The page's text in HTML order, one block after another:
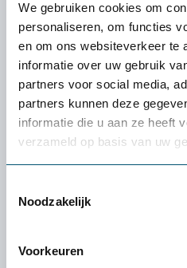
We gebruiken cookies om
personaliseren, om functies
en om ons websiteverkeer te
informatie over uw gebruik
partners voor social media,
partners kunnen deze
informatie die u aan ze heeft
verzameld op basis van uw
Noodzakelijk
Voorkeuren
Wij zijn benieuwd